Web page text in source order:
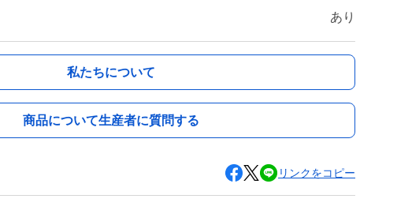
あり
私たちについて
商品について生産者に質問する
リンクをコピー